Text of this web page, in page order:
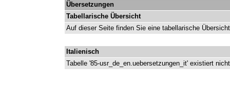
Übersetzungen
Tabellarische Übersicht
Auf dieser Seite finden Sie eine tabellarische
Italienisch
Tabelle '85-usr_de_en.uebersetzungen_it' existiert nicht